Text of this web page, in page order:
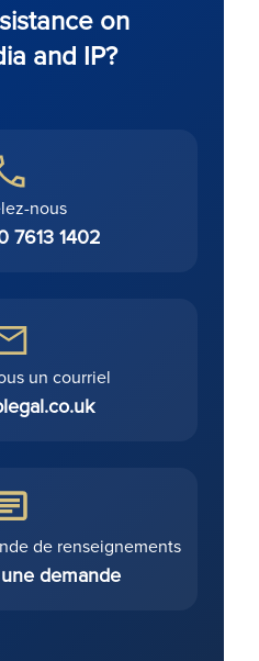
on
and IP?
nous
7613 1402
un courriel
de renseignements
demande